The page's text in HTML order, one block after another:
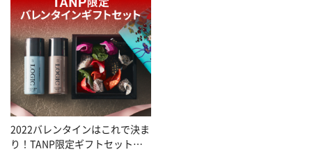
2022バレンタインはこれで決ま
り！TANP限定ギフトセット特